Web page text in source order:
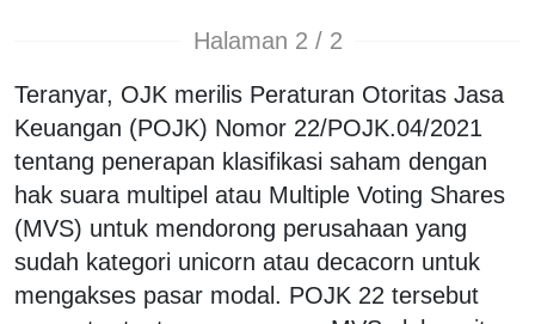
Halaman 2 / 2
Teranyar, OJK merilis Peraturan Otoritas Jasa
Keuangan (POJK) Nomor 22/POJK.04/2021
tentang penerapan klasifikasi saham dengan
hak suara multipel atau Multiple Voting Shares
(MVS) untuk mendorong perusahaan yang
sudah kategori unicorn atau decacorn untuk
mengakses pasar modal. POJK 22 tersebut